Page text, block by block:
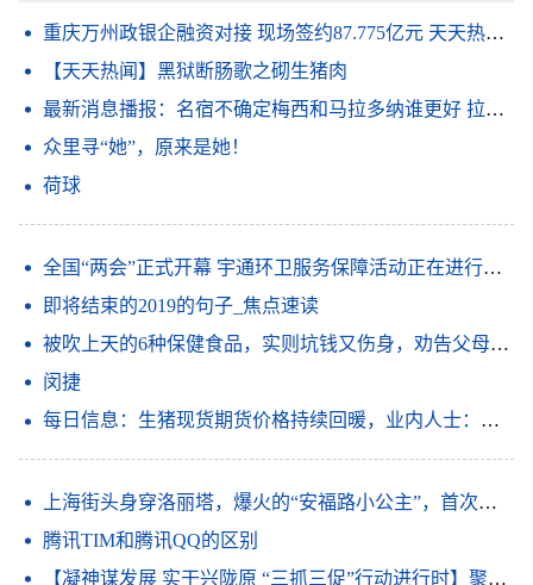
重庆万州政银企融资对接 现场签约87.775亿元 天天热点评
【天天热闻】黑狱断肠歌之砌生猪肉
最新消息播报：名宿不确定梅西和马拉多纳谁更好 拉波尔塔谈梅西离队我必须做出这样的决定俱乐部高于所有人_观天下
众里寻“她”，原来是她！
荷球
全国“两会”正式开幕 宇通环卫服务保障活动正在进行时 信息
即将结束的2019的句子_焦点速读
被吹上天的6种保健食品，实则坑钱又伤身，劝告父母：谨慎购买|世界要闻
闵捷
每日信息：生猪现货期货价格持续回暖，业内人士：产业行稳致远还需强链补链
上海街头身穿洛丽塔，爆火的“安福路小公主”，首次回应性别疑问
腾讯TIM和腾讯QQ的区别
【凝神谋发展 实干兴陇原 “三抓三促”行动进行时】聚焦短板补弱项 放大优势强特色——金塔县深入开展“三抓三促”行动